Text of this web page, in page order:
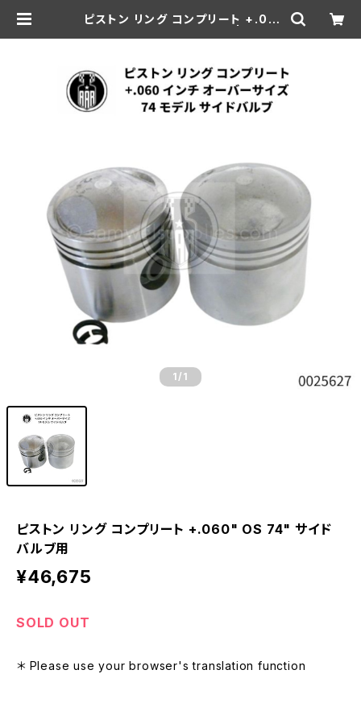
ピストン リング コンプリート +.06
1 /1
ピストン リング コンプリート +.060" OS 74" サイド
バルブ用
¥46,675
SOLD OUT
＊ Please use your browser's translation function